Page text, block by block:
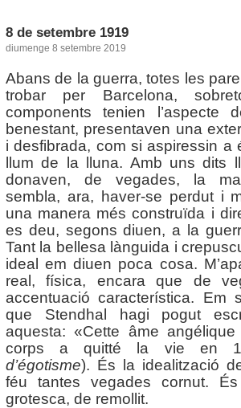
8 de setembre 1919
diumenge 8 setembre 2019
Abans de la guerra, totes les
trobar per Barcelona,
components tenien l’aspecte
benestant, presentaven una
i desfibrada, com si aspiressin a
llum de la lluna. Amb uns dits
donaven, de vegades, la
sembla, ara, haver-se perdut i
una manera més construïda i
es deu, segons diuen, a la
Tant la bellesa lànguida i
ideal em diuen poca cosa.
real, física, encara que de
accentuació característica. Em
que Stendhal hagi pogut
aquesta: «Cette âme
corps a quitté la vie en
d’égotisme). És la idealització
féu tantes vegades cornut.
grotesca, de remollit.